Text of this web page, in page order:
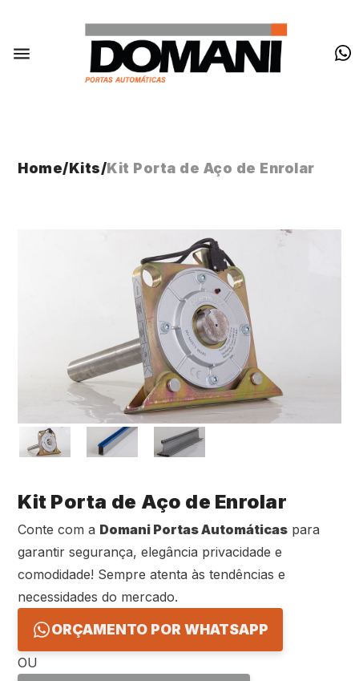
Home/Kits/Kit Porta de Aço de Enrolar
Kit Porta de Aço de Enrolar
Conte com a Domani Portas Automáticas para
garantir segurança, elegância privacidade e
comodidade! Sempre atenta às tendências e
necessidades do mercado.
ORÇAMENTO POR WHATSAPP
OU